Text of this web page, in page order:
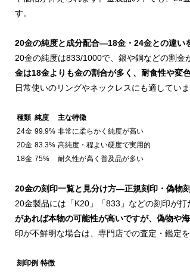
す。
20金の純度と成分配合―18金・24金との違い
20金の純度は833/1000で、銀や銅などの割金
金は18金よりも金の割合が多く、耐食性や変
日常使いのリングやネックレスにも適してい
種類 純度
主な特徴
24金 99.9% 非常に柔らかく純度が高い
20金 83.3% 高純度・程よい硬度で実用的
18金 75% 耐久性が高く普及品が多い
20金の刻印一覧と見分け方―正規刻印・偽物
20金製品には「K20」「833」などの刻印が
があれば本物の可能性が高いですが、偽物や
印が不鮮明な場合は、専門店での査定・鑑定
刻印例 特徴